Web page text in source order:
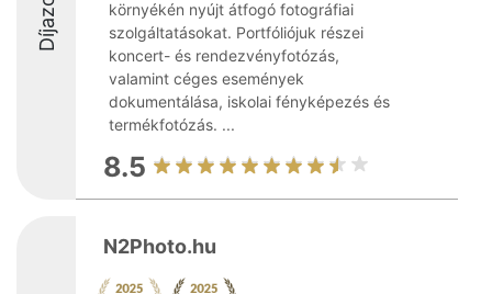
környékén nyújt átfogó fotográfiai
szolgáltatásokat. Portfóliójuk részei
koncert- és rendezvényfotózás,
valamint céges események
dokumentálása, iskolai fényképezés és
termékfotózás. ...
8.5
N2Photo.hu